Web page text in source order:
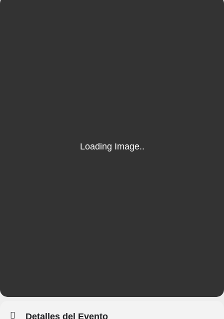
Detalles del Evento